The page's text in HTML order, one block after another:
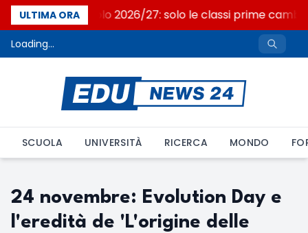
ULTIMA ORA
Nuovo curricolo 2026/27: solo le classi prime
Loading...
SCUOLA UNIVERSITÀ RICERCA MONDO
24 novembre: Evolution Day e
l'eredità de 'L'origine delle